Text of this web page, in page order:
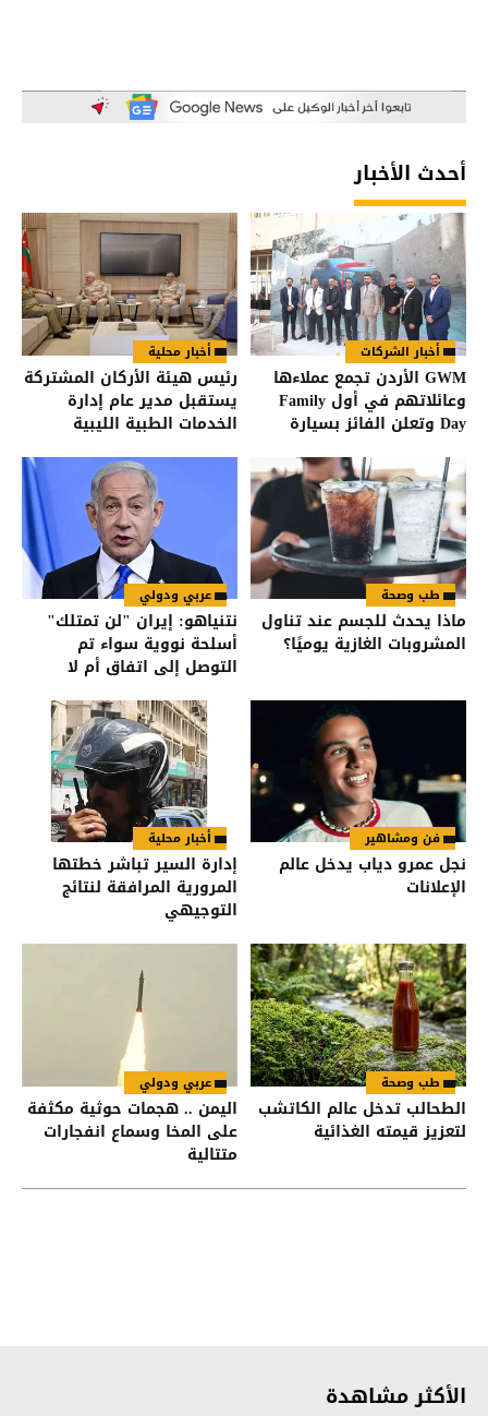
أحدث الأخبار
أخبار الشركات
GWM الأردن تجمع عملاءها
وعائلاتهم في أول Family
Day وتعلن الفائز بسيارة
أخبار محلية
رئيس هيئة الأركان المشتركة
يستقبل مدير عام إدارة
الخدمات الطبية الليبية
طب وصحة
ماذا يحدث للجسم عند تناول
المشروبات الغازية يوميًا؟
عربي ودولي
نتنياهو: إيران "لن تمتلك"
أسلحة نووية سواء تم
التوصل إلى اتفاق أم لا
فن ومشاهير
نجل عمرو دياب يدخل عالم
الإعلانات
أخبار محلية
إدارة السير تباشر خطتها
المرورية المرافقة لنتائج
التوجيهي
طب وصحة
الطحالب تدخل عالم الكاتشب
لتعزيز قيمته الغذائية
عربي ودولي
اليمن .. هجمات حوثية مكثفة
على المخا وسماع انفجارات
متتالية
الأكثر مشاهدة